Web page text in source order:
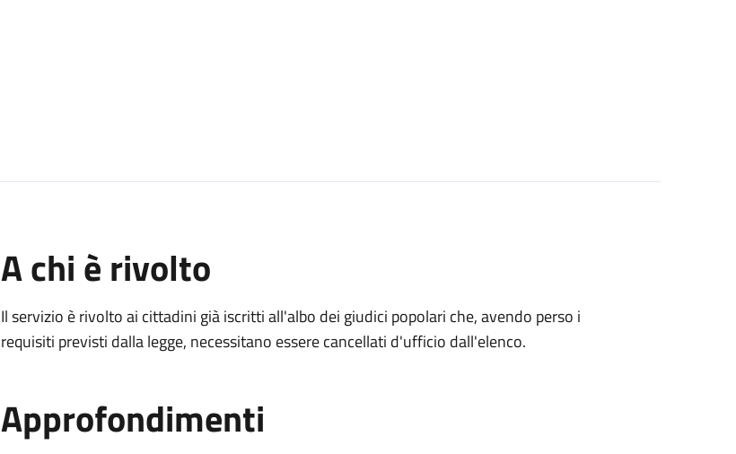
A chi è rivolto
Il servizio è rivolto ai cittadini già iscritti all'albo dei giudici popolari che, avendo perso i
requisiti previsti dalla legge, necessitano essere cancellati d'ufficio dall'elenco.
Approfondimenti